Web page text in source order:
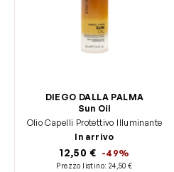
DIEGO DALLA PALMA
Sun Oil
Olio Capelli Protettivo Illuminante
In arrivo
12,50 € -49%
Prezzo listino: 24,50 €